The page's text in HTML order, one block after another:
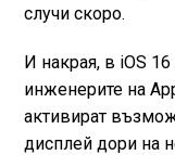
случи скоро.
И накрая, в iOS
инженерите на
активират
дисплей дори на